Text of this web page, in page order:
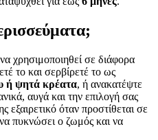
χρησιμοποιηθεί σε διάφορα
το και σερβίρετέ το ως
ή ψητά κρέατα, ή ανακατέψτε
αυγά και την επιλογή σας
εξαιρετικό όταν προστίθεται σε
πυκνώσει ο ζωμός και να